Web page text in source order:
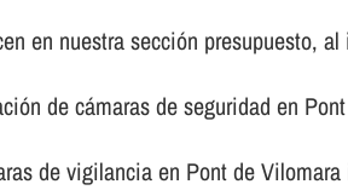
en nuestra sección presupuesto,
de cámaras de seguridad en
de vigilancia en Pont de